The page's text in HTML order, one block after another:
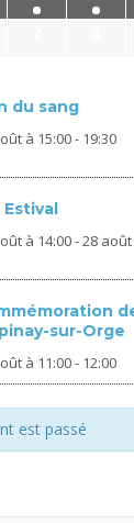
du sang
à 15:00- 19:30
à 14:00-28 août
sur-Orge
à 11:00- 12:00
est passé